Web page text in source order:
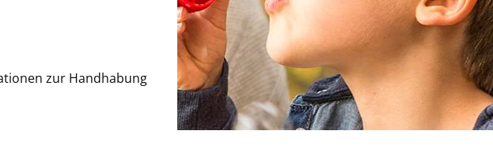
zur Handhabung